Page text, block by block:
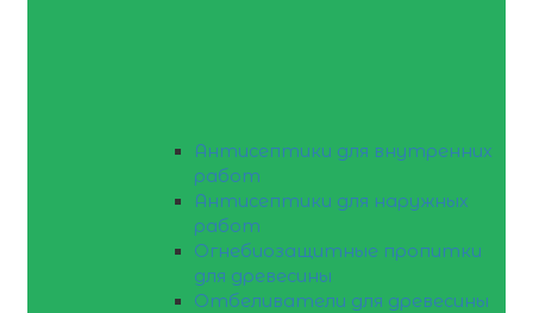
Антисептики для внутренних
работ
Антисептики для наружных
работ
Огнебиозащитные пропитки
для древесины
Отбеливатели для древесины